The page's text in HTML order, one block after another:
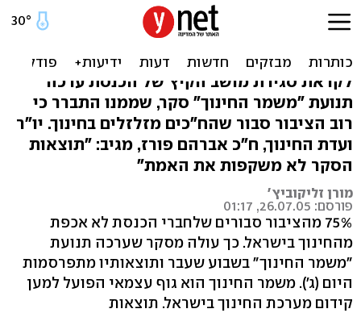
75% מהציבור: לח"כים לא
אכפת מהחינוך
לקראת סגירת מושב הקיץ של הכנסת ערכה
תנועת "משמר החינוך" סקר, שממנו התברר כי
רוב הציבור סבור שהח"כים מזלזלים בחינוך. יו"ר
ועדת החינוך, ח"כ אברהם פורז, מגיב: "תוצאות
הסקר לא משקפות את האמת"
מורן זליקוביץ'
פורסם: 26.07.05, 01:17
75% מהציבור סבורים שלחברי הכנסת לא אכפת
מהחינוך בישראל. כך עולה מסקר שערכה תנועת
"משמר החינוך" בשבוע שעבר ותוצאותיו מתפרסמות
היום (ג'). משמר החינוך הוא גוף עצמאי הפועל למען
קידום מערכת החינוך בישראל. תוצאות